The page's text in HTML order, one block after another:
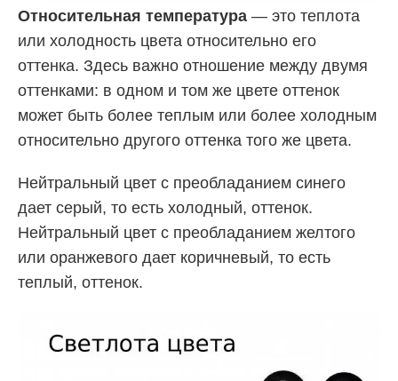
Относительная температура — это теплота
или холодность цвета относительно его
оттенка. Здесь важно отношение между двумя
оттенками: в одном и том же цвете оттенок
может быть более теплым или более холодным
относительно другого оттенка того же цвета.
Нейтральный цвет с преобладанием синего
дает серый, то есть холодный, оттенок.
Нейтральный цвет с преобладанием желтого
или оранжевого дает коричневый, то есть
теплый, оттенок.